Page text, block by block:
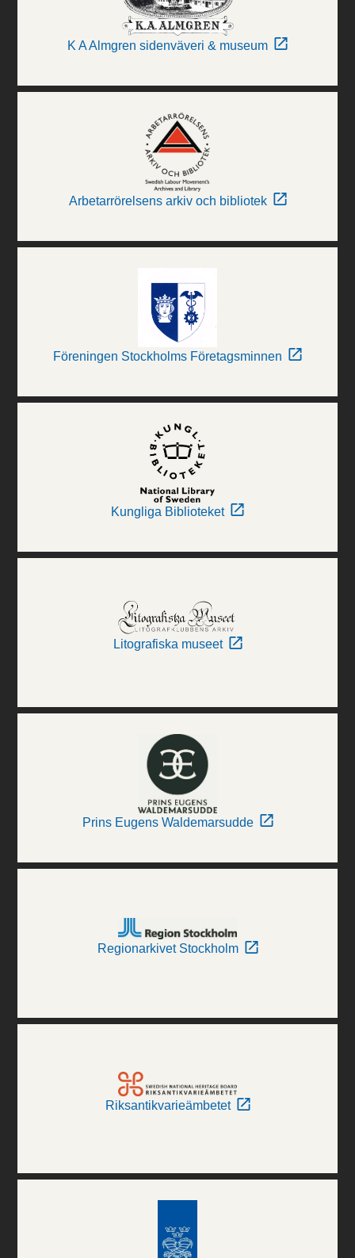
K A Almgren sidenväveri & museum
Arbetarrörelsens arkiv och bibliotek
Föreningen Stockholms Företagsminnen
Kungliga Biblioteket
Litografiska museet
Prins Eugens Waldemarsudde
Regionarkivet Stockholm
Riksantikvarieämbetet